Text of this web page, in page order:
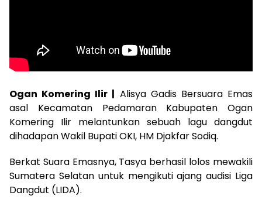
Ogan Komering Ilir | Alisya Gadis Bersuara Emas
asal Kecamatan Pedamaran Kabupaten Ogan
Komering Ilir melantunkan sebuah lagu dangdut
dihadapan Wakil Bupati OKI, HM Djakfar Sodiq.
Berkat Suara Emasnya, Tasya berhasil lolos mewakili
Sumatera Selatan untuk mengikuti ajang audisi Liga
Dangdut (LIDA).